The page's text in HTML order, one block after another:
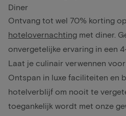
Diner
Ontvang tot wel 70% korting
hotelovernachting met diner.
onvergetelijke ervaring in een
Laat je culinair verwennen
Ontspan in luxe faciliteiten en
hotelverblijf om nooit te
toegankelijk wordt met onze